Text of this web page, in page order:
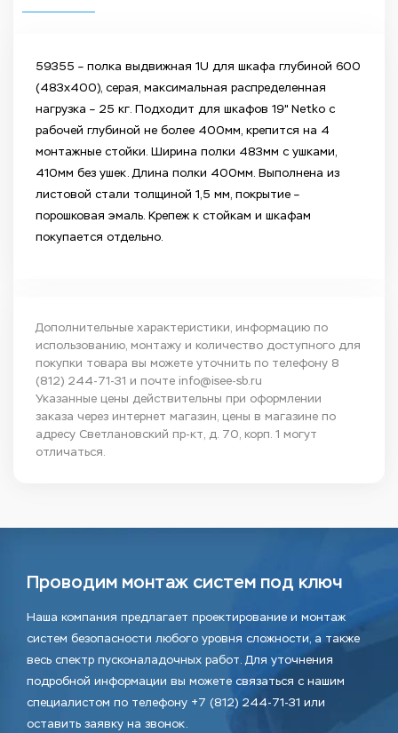
59355 – полка выдвижная 1U для шкафа глубиной 600
(483х400), серая, максимальная распределенная
нагрузка – 25 кг. Подходит для шкафов 19" Netko с
рабочей глубиной не более 400мм, крепится на 4
монтажные стойки. Ширина полки 483мм с ушками,
410мм без ушек. Длина полки 400мм. Выполнена из
листовой стали толщиной 1,5 мм, покрытие –
порошковая эмаль. Крепеж к стойкам и шкафам
покупается отдельно.
Дополнительные характеристики, информацию по
использованию, монтажу и количество доступного для
покупки товара вы можете уточнить по телефону 8
(812) 244-71-31 и почте info@isee-sb.ru
Указанные цены действительны при оформлении
заказа через интернет магазин, цены в магазине по
адресу Светлановский пр-кт, д. 70, корп. 1 могут
отличаться.
Проводим монтаж систем под ключ
Наша компания предлагает проектирование и монтаж
систем безопасности любого уровня сложности, а также
весь спектр пусконаладочных работ. Для уточнения
подробной информации вы можете связаться с нашим
специалистом по телефону +7 (812) 244-71-31 или
оставить заявку на звонок.